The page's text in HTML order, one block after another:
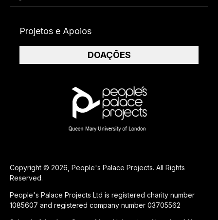
Copyright © 2026, People's Palace Projects. All Rights
Reserved.
People's Palace Projects Ltd is registered charity number
1085607 and registered company number 03705562
Projetos e Apoios
DOAÇÕES